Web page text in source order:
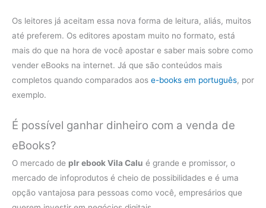
Os leitores já aceitam essa nova forma de leitura, aliás, muitos
até preferem. Os editores apostam muito no formato, está
mais do que na hora de você apostar e saber mais sobre como
vender eBooks na internet. Já que são conteúdos mais
completos quando comparados aos e-books em português, por
exemplo.
É possível ganhar dinheiro com a venda de
eBooks?
O mercado de plr ebook Vila Calu é grande e promissor, o
mercado de infoprodutos é cheio de possibilidades e é uma
opção vantajosa para pessoas como você, empresários que